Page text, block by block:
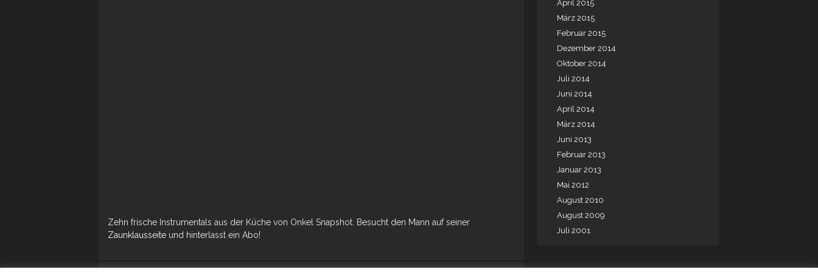
Zehn frische Instrumentals aus der Küche von Onkel Snapshot. Besucht den Mann auf seiner
Zaunklausseite und hinterlasst ein Abo!
April 2015
März 2015
Februar 2015
Dezember 2014
Oktober 2014
Juli 2014
Juni 2014
April 2014
März 2014
Juni 2013
Februar 2013
Januar 2013
Mai 2012
August 2010
August 2009
Juli 2001